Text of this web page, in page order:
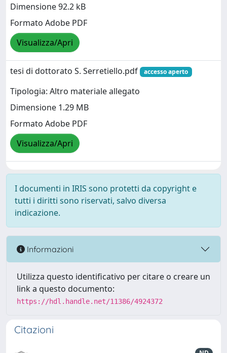
Dimensione 92.2 kB
Formato Adobe PDF
Visualizza/Apri
tesi di dottorato S. Serretiello.pdf accesso aperto
Tipologia: Altro materiale allegato
Dimensione 1.29 MB
Formato Adobe PDF
Visualizza/Apri
I documenti in IRIS sono protetti da copyright e
tutti i diritti sono riservati, salvo diversa
indicazione.
Informazioni
Utilizza questo identificativo per citare o creare un
link a questo documento:
https://hdl.handle.net/11386/4924372
Citazioni